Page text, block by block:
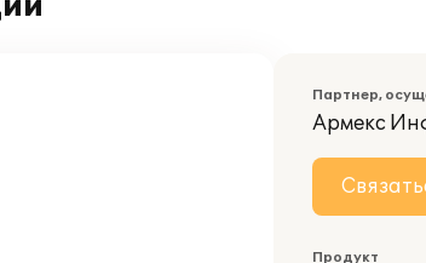
Партнер,
Армекс
Продукт